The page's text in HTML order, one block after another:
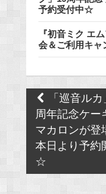
予約受付中☆
『初音ミク エ
会＆ご利用キャ
Post
navigation
「巡音ルカ
周年記念ケー
マカロンが登
本日より予約
☆